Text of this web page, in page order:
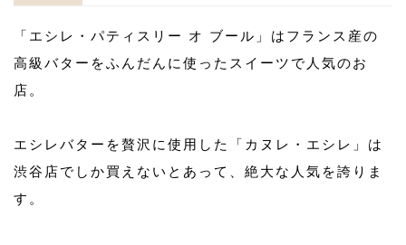
「エシレ・パティスリー オ ブール」はフランス産の
高級バターをふんだんに使ったスイーツで人気のお
店。
エシレバターを贅沢に使用した「カヌレ・エシレ」は
渋谷店でしか買えないとあって、絶大な人気を誇りま
す。